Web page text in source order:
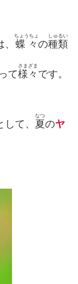
蝶々
ちょうちょ
の種類
しゅるい
て様々
さまざま
です。
て、 夏
なつ
のヤ